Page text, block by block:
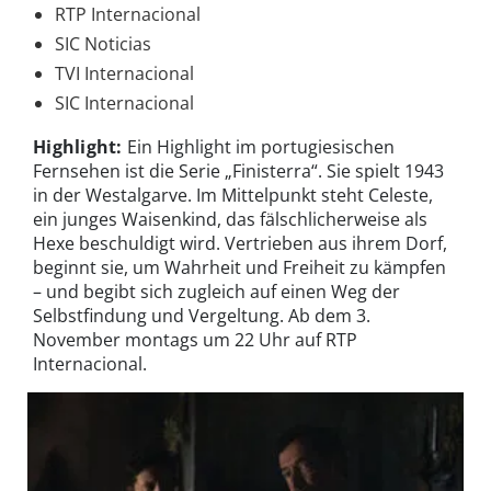
RTP Internacional
SIC Noticias
TVI Internacional
SIC Internacional
Highlight: Ein Highlight im portugiesischen
Fernsehen ist die Serie „Finisterra“. Sie spielt 1943
in der Westalgarve. Im Mittelpunkt steht Celeste,
ein junges Waisenkind, das fälschlicherweise als
Hexe beschuldigt wird. Vertrieben aus ihrem Dorf,
beginnt sie, um Wahrheit und Freiheit zu kämpfen
– und begibt sich zugleich auf einen Weg der
Selbstfindung und Vergeltung. Ab dem 3.
November montags um 22 Uhr auf RTP
Internacional.